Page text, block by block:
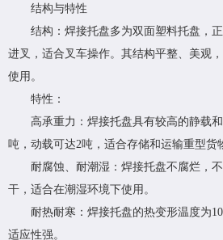
结构与特性
结构：焊接托盘多为双面塑料托盘，正
进叉，适合叉车操作。其结构平整、美观
使用。
特性：
高承重力：焊接托盘具有较高的静载和
吨，动载可达2吨，适合存储和运输重型货
耐腐蚀、耐潮湿：焊接托盘不腐烂，不
干，适合在潮湿环境下使用。
耐热耐寒：焊接托盘的热变形温度为
适应性强。